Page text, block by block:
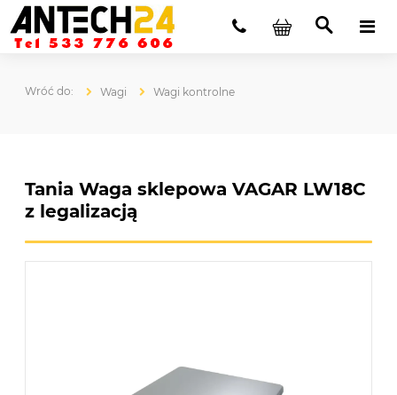
Wagi Wagi kontrolne
Tania Waga sklepowa VAGAR LW18C
z legalizacją